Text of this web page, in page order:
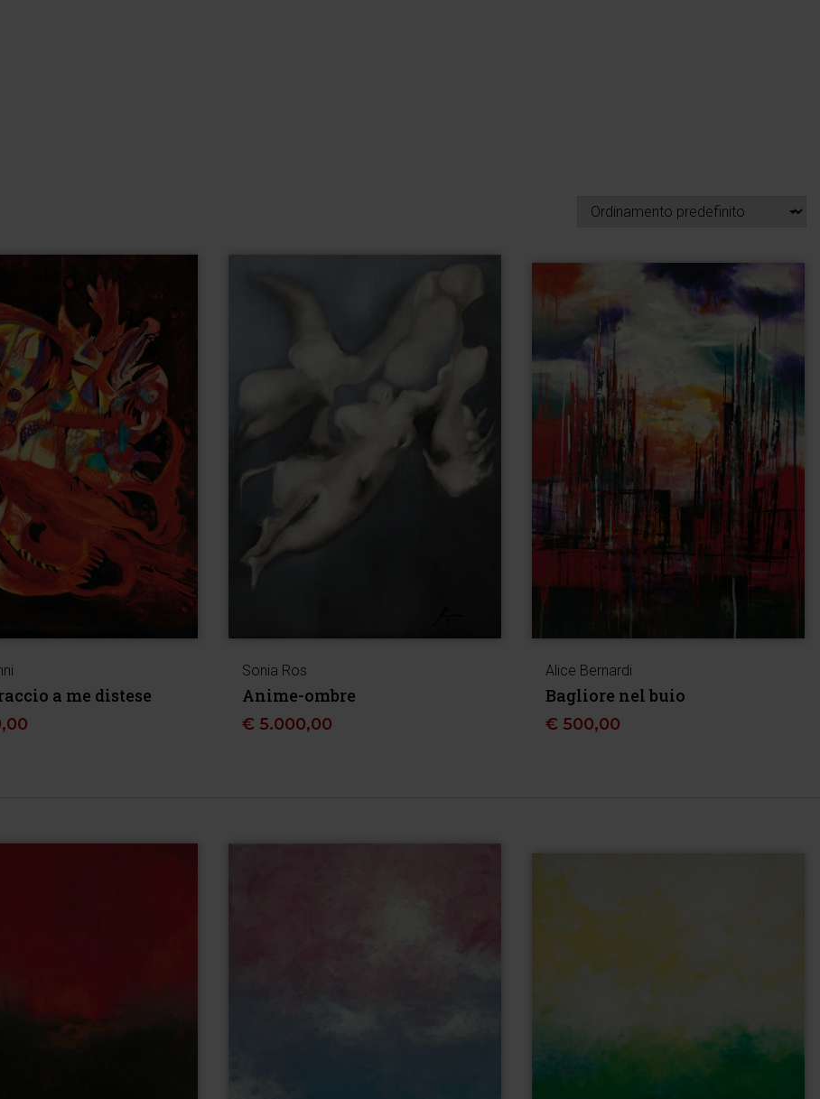
a me distese
Sonia Ros
Anime-ombre
€ 5.000,00
Alice Bernardi
Bagliore nel buio
€ 500,00